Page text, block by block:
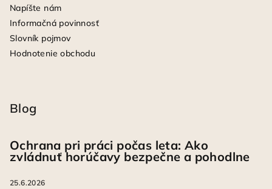
Napíšte nám
Informačná povinnosť
Slovník pojmov
Hodnotenie obchodu
Blog
Ochrana pri práci počas leta: Ako
zvládnuť horúčavy bezpečne a pohodlne
25.6.2026